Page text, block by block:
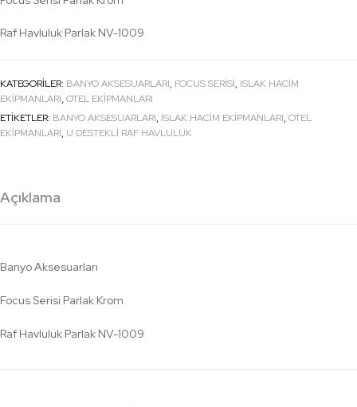
Raf Havluluk Parlak NV-1009
KATEGORILER: BANYO AKSESUARLARI, FOCUS SERISI, ISLAK HACİM
EKİPMANLARI, OTEL EKİPMANLARI
ETIKETLER: BANYO AKSESUARLARI, ISLAK HACİM EKİPMANLARI, OTEL
EKİPMANLARI, U DESTEKLI RAF HAVLULUK
Açıklama
Banyo Aksesuarları
Focus Serisi Parlak Krom
Raf Havluluk Parlak NV-1009